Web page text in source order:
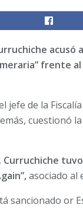
frente
jefe de la
cuestionó
Curruchiche
asociado al
sancionado or